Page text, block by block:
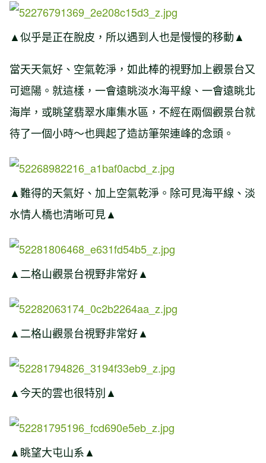
▲似乎是正在脫皮，所以遇到人也是慢慢的移動▲
當天天氣好、空氣乾淨，如此棒的視野加上觀景台又
可遮陽。就這樣，一會遠眺淡水海平線、一會遠眺北
海岸，或眺望翡翠水庫集水區，不經在兩個觀景台就
待了一個小時～也興起了造訪筆架連峰的念頭。
▲難得的天氣好、加上空氣乾淨。除可見海平線、淡
水情人橋也清晰可見▲
▲二格山觀景台視野非常好▲
▲二格山觀景台視野非常好▲
▲今天的雲也很特別▲
▲眺望大屯山系▲